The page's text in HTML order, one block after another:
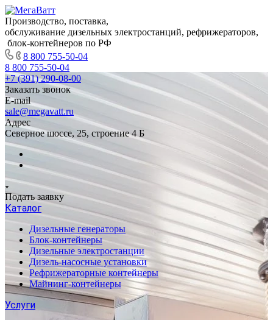
Производство, поставка,
обслуживание дизельных электростанций, рефрижераторов,
блок-контейнеров по РФ
8 800 755-50-04
8 800 755-50-04
+7 (391) 290-08-00
Заказать звонок
E-mail
sale@megavatt.ru
Адрес
Северное шоссе, 25, строение 4 Б
Подать заявку
Каталог
Дизельные генераторы
Блок-контейнеры
Дизельные электростанции
Дизель-насосные установки
Рефрижераторные контейнеры
Майнинг-контейнеры
Услуги